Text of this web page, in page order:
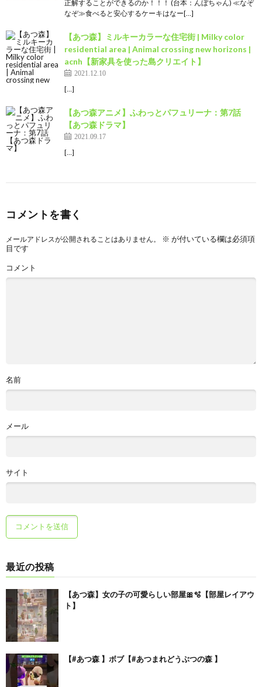
正解することができるのか！！！ (台本：んぼちゃん) ≪なぞ
なぞ≫食べると安心するケーキはなー[…]
【あつ森】ミルキーカラーな住宅街 | Milky color
residential area | Animal crossing new horizons |
acnh【新家具を使った島クリエイト】
2021.12.10
[…]
【あつ森アニメ】ふわっとパフュリーナ：第7話
【あつ森ドラマ】
2021.09.17
[…]
コメントを書く
メールアドレスが公開されることはありません。 ※ が付いている欄は必須項
目です
コメント
名前
メール
サイト
最近の投稿
【あつ森】女の子の可愛らしい部屋🎀🫧【部屋レイアウ
ト】
【#あつ森 】ボブ【#あつまれどうぶつの森 】